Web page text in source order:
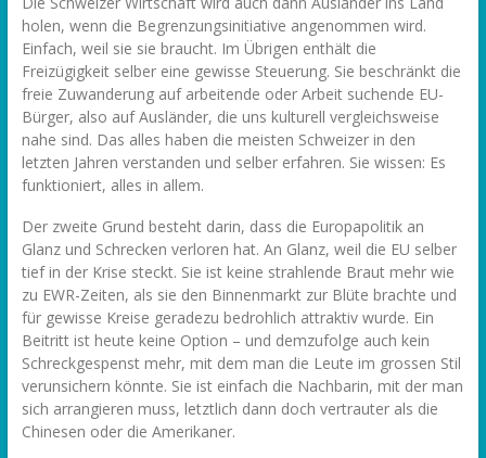
holen, wenn die Begrenzungsinitiative angenommen wird.
Einfach, weil sie sie braucht. Im Übrigen enthält die
Freizügigkeit selber eine gewisse Steuerung. Sie beschränkt die
freie Zuwanderung auf arbeitende oder Arbeit suchende EU-
Bürger, also auf Ausländer, die uns kulturell vergleichsweise
nahe sind. Das alles haben die meisten Schweizer in den
letzten Jahren verstanden und selber erfahren. Sie wissen: Es
funktioniert, alles in allem.
Der zweite Grund besteht darin, dass die Europapolitik an
Glanz und Schrecken verloren hat. An Glanz, weil die EU selber
tief in der Krise steckt. Sie ist keine strahlende Braut mehr wie
zu EWR-Zeiten, als sie den Binnenmarkt zur Blüte brachte und
für gewisse Kreise geradezu bedrohlich attraktiv wurde. Ein
Beitritt ist heute keine Option – und demzufolge auch kein
Schreckgespenst mehr, mit dem man die Leute im grossen Stil
verunsichern könnte. Sie ist einfach die Nachbarin, mit der man
sich arrangieren muss, letztlich dann doch vertrauter als die
Chinesen oder die Amerikaner.